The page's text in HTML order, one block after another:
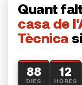
Quant
casa de
Tècnica
88
DIES
12
HORES